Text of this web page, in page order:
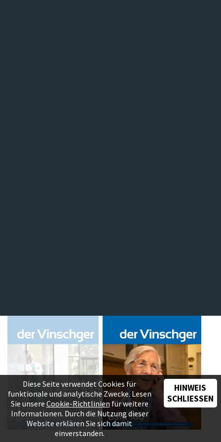
Diese Seite verwendet Cookies für
funktionale und analytische Zwecke. Lesen
Sie unsere Cookie-Richtlinien für weitere
Informationen. Durch die Nutzung dieser
Website erklären Sie sich damit
einverstanden.
HINWEIS
SCHLIESSEN